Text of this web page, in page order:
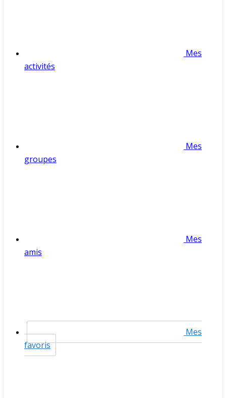
Mes
activités
Mes
groupes
Mes
amis
Mes
favoris